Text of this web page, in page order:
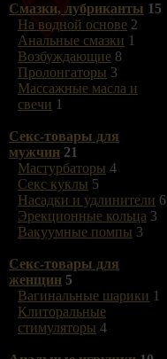
Смазки, лубриканты 15
На водной основе 2
Анальные смазки 1
Возбуждающие 8
Пролонгаторы 3
Массажные масла и
свечи 1
Секс-товары для
мужчин 21
Мастурбаторы 4
Секс куклы 5
Насадки и удлинители 6
Эрекционные кольца 3
Вакуумные помпы 3
Секс-товары для
женщин 5
Вагинальные шарики 1
Клиторальные
стимуляторы 4